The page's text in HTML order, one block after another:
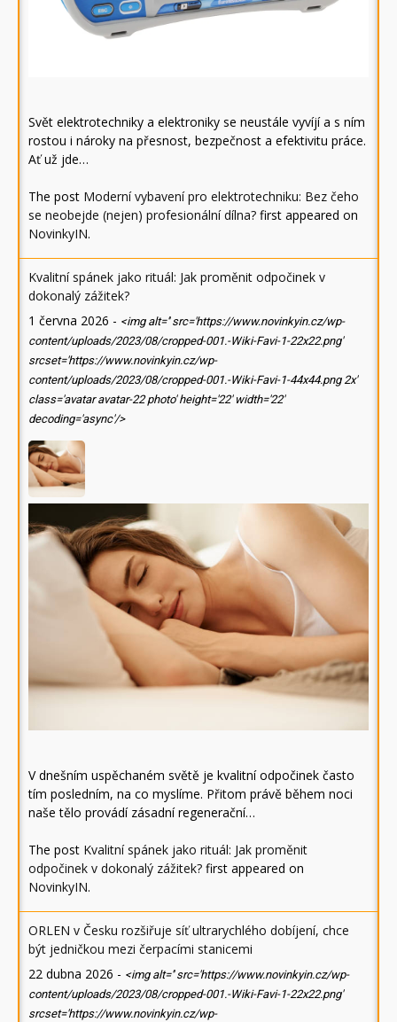
Svět elektrotechniky a elektroniky se neustále vyvíjí a s ním
rostou i nároky na přesnost, bezpečnost a efektivitu práce.
Ať už jde…
The post Moderní vybavení pro elektrotechniku: Bez čeho
se neobejde (nejen) profesionální dílna? first appeared on
NovinkyIN.
Kvalitní spánek jako rituál: Jak proměnit odpočinek v
dokonalý zážitek?
1 června 2026 - <img alt='' src='https://www.novinkyin.cz/wp-
content/uploads/2023/08/cropped-001.-Wiki-Favi-1-22x22.png'
srcset='https://www.novinkyin.cz/wp-
content/uploads/2023/08/cropped-001.-Wiki-Favi-1-44x44.png 2x'
class='avatar avatar-22 photo' height='22' width='22'
decoding='async'/>
V dnešním uspěchaném světě je kvalitní odpočinek často
tím posledním, na co myslíme. Přitom právě během noci
naše tělo provádí zásadní regenerační…
The post Kvalitní spánek jako rituál: Jak proměnit
odpočinek v dokonalý zážitek? first appeared on
NovinkyIN.
ORLEN v Česku rozšiřuje síť ultrarychlého dobíjení, chce
být jedničkou mezi čerpacími stanicemi
22 dubna 2026 - <img alt='' src='https://www.novinkyin.cz/wp-
content/uploads/2023/08/cropped-001.-Wiki-Favi-1-22x22.png'
srcset='https://www.novinkyin.cz/wp-